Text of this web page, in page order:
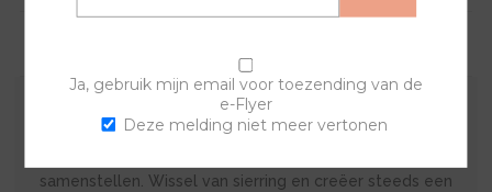
De sierring is gemaakt van acryl. Met deze kunststof
samenstellen. Wissel van sierring en creëer steeds een
Ja, gebruik mijn email voor toezending van de
e-Flyer
Deze melding niet meer vertonen